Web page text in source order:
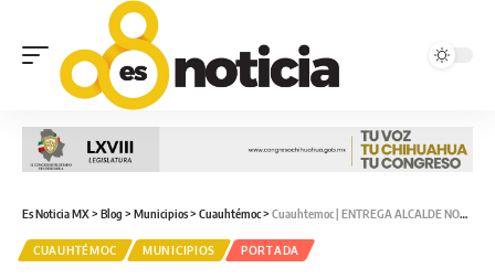
Es Noticia MX> Blog > Municipios> Cuauhtémoc> Cuauhtemoc | ENTREGA ALCALDE NOMBRAMIENTO A NUEVA DIRECTORA DE FOMENTO ECONÓMICO
CUAUHTÉMOC MUNICIPIOS PORTADA